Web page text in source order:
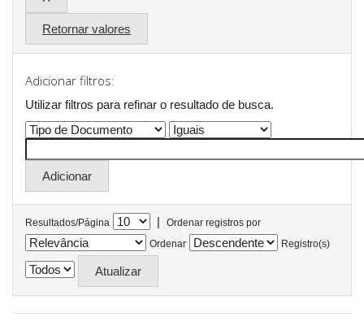
Retornar valores
Adicionar filtros:
Utilizar filtros para refinar o resultado de busca.
Resultados/Página |
Ordenar registros por
Ordenar
Registro(s)